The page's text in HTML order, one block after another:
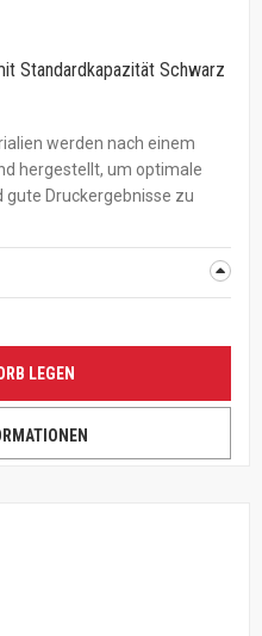
Standardkapazität Schwarz
werden nach einem
hergestellt, um optimale
gute Druckergebnisse zu
LEGEN